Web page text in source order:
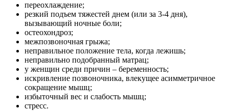
переохлаждение;
резкий подъем тяжестей днем (или за 3-4 дня),
вызывающий ночные боли;
остеохондроз;
межпозвоночная грыжа;
неправильное положение тела, когда лежишь;
неправильно подобранный матрац;
у женщин среди причин – беременность;
искривление позвоночника, влекущее асимметричное
сокращение мышц;
избыточный вес и слабость мышц;
стресс.